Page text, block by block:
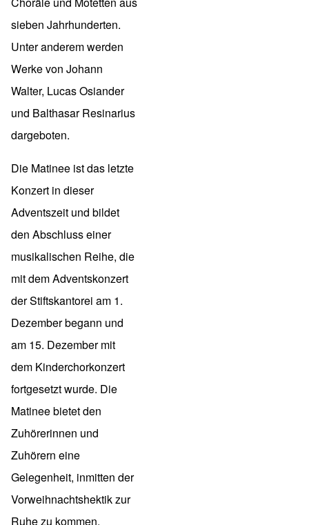
sieben Jahrhunderten.
Unter anderem werden
Werke von Johann
Walter, Lucas Osiander
und Balthasar Resinarius
dargeboten.
Die Matinee ist das letzte
Konzert in dieser
Adventszeit und bildet
den Abschluss einer
musikalischen Reihe, die
mit dem Adventskonzert
der Stiftskantorei am 1.
Dezember begann und
am 15. Dezember mit
dem Kinderchorkonzert
fortgesetzt wurde. Die
Matinee bietet den
Zuhörerinnen und
Zuhörern eine
Gelegenheit, inmitten der
Vorweihnachtshektik zur
Ruhe zu kommen.